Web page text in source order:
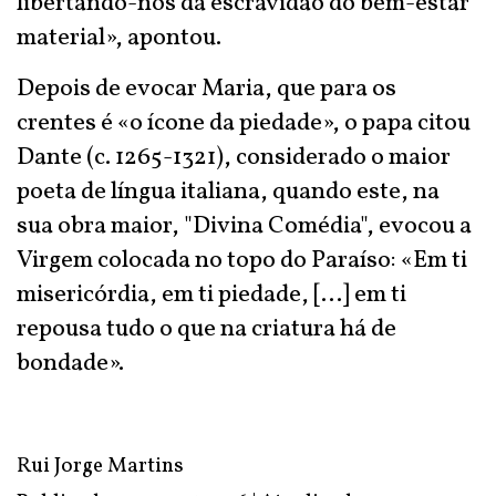
material», apontou.
Depois de evocar Maria, que para os
crentes é «o ícone da piedade», o papa citou
Dante (c. 1265-1321), considerado o maior
poeta de língua italiana, quando este, na
sua obra maior, "Divina Comédia", evocou a
Virgem colocada no topo do Paraíso: «Em ti
misericórdia, em ti piedade, [...] em ti
repousa tudo o que na criatura há de
bondade».
Rui Jorge Martins